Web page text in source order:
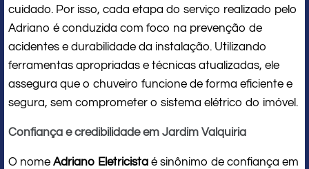
cuidado. Por isso, cada etapa do serviço realizado pelo
Adriano é conduzida com foco na prevenção de
acidentes e durabilidade da instalação. Utilizando
ferramentas apropriadas e técnicas atualizadas, ele
assegura que o chuveiro funcione de forma eficiente e
segura, sem comprometer o sistema elétrico do imóvel.
Confiança e credibilidade em Jardim Valquiria
O nome Adriano Eletricista é sinônimo de confiança em